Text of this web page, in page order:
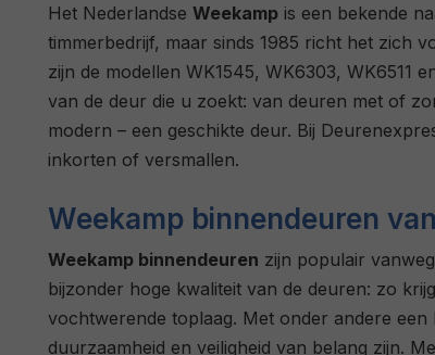
Het Nederlandse Weekamp is een bekende
timmerbedrijf, maar sinds 1985 richt het zich
zijn de modellen WK1545, WK6303, WK6511
van de deur die u zoekt: van deuren met of
modern – een geschikte deur. Bij
inkorten of versmallen.
Weekamp binnendeuren
Weekamp binnendeuren zijn populair
bijzonder hoge kwaliteit van de deuren: zo
vochtwerende toplaag. Met onder andere
duurzaamheid en veiligheid van belang zijn.